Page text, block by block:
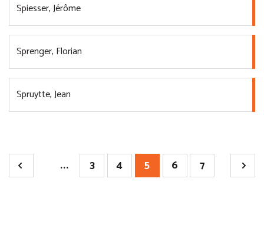
Spiesser, Jérôme
Sprenger, Florian
Spruytte, Jean
... 3 4 5 6 7